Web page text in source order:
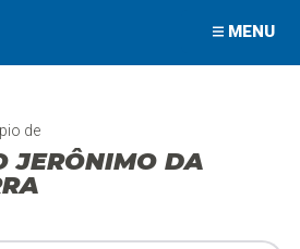
MENU
de
JERÔNIMO DA